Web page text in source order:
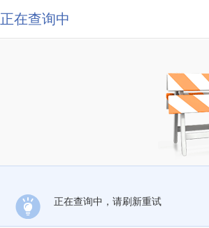
正在查询中
正在查询中，请刷新重试